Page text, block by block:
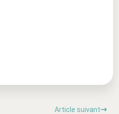
Article suivant